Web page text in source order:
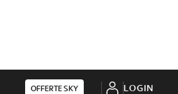
OFFERTE SKY LOGIN